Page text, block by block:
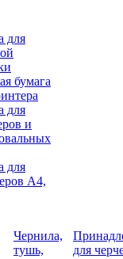
для
бумага
для
и
для
А4,
Чернила,
тушь,
для